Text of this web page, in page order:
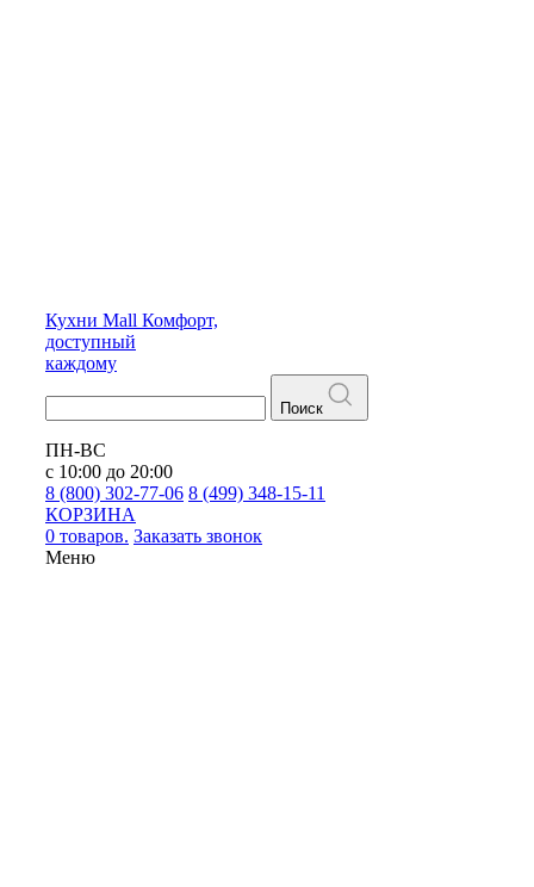
Кухни Mall Комфорт,
доступный
каждому
Поиск
ПН-ВС
с 10:00 до 20:00
8 (800) 302-77-06 8 (499) 348-15-11
КОРЗИНА
0 товаров. Заказать звонок
Меню